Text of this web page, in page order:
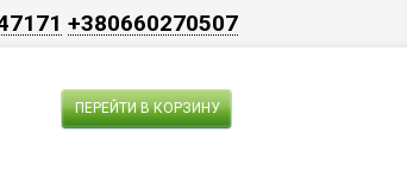
+380660270507
ПЕРЕЙТИ В КОРЗИНУ